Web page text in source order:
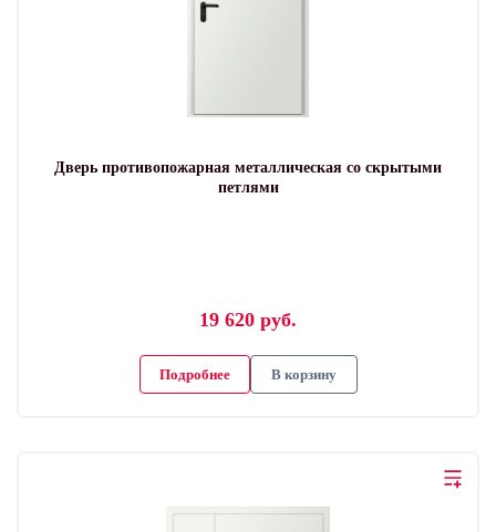
Дверь противопожарная металлическая со скрытыми
петлями
19 620 руб.
Подробнее В корзину